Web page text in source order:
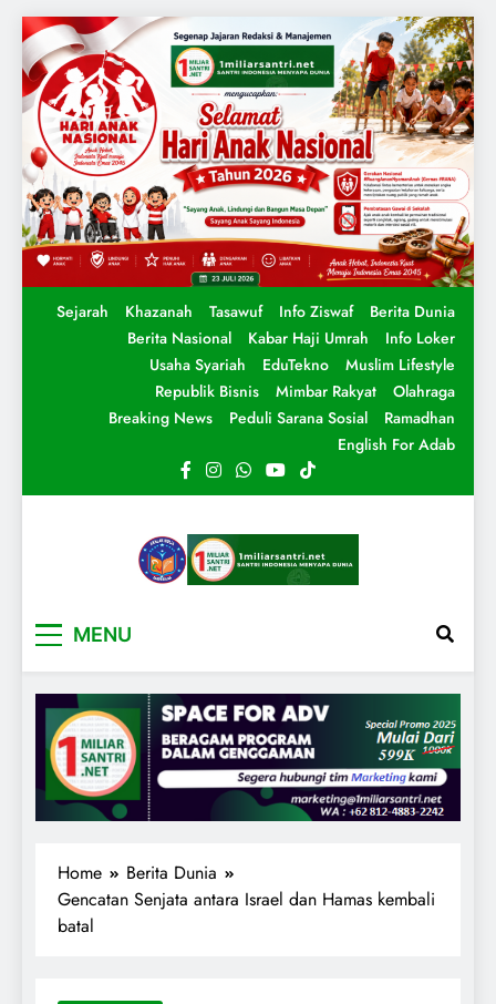
Sejarah Khazanah Tasawuf Info Ziswaf
Berita Dunia
Berita Nasional
Kabar Haji Umrah
Info Loker
Usaha Syariah
EduTekno
Muslim Lifestyle
Republik Bisnis
Mimbar Rakyat
Olahraga
Breaking News
Peduli Sarana Sosial
Ramadhan
English For Adab
MENU
Home
Berita Dunia
Gencatan Senjata antara Israel dan Hamas kembali
batal